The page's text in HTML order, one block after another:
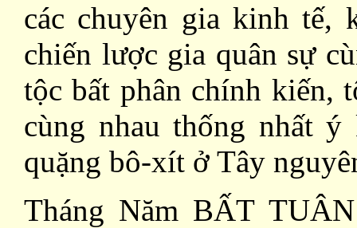
các chuyên gia kinh tế,
chiến lược gia quân sự
tộc bất phân chính kiến,
cùng nhau thống nhất
quặng bô-xít ở Tây
Tháng Năm BẤT